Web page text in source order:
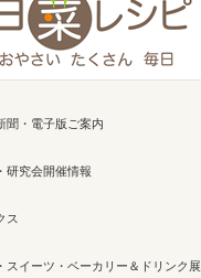
聞・電子版ご案内
研究会開催情報
ス
スイーツ・ベーカリー＆ドリンク展